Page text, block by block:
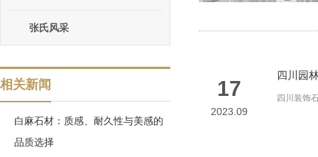
张氏风采
相关新闻
白麻石材：质感、耐久性与美感的
品质选择
17
2023.09
四川园
四川装饰